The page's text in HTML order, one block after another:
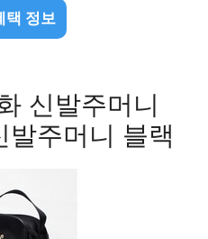
택 정보
신발주머니
발주머니 블랙